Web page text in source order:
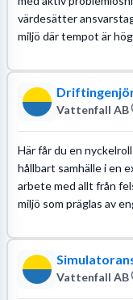
värdesätter
miljö där tempot är
Vattenfall AB
Här får du en
hållbart samhälle i en
arbete med allt från
miljö som präglas av
Vattenfall AB